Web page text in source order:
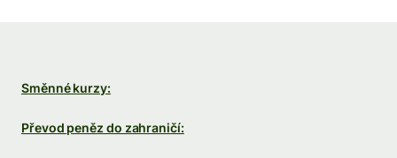
Směnné kurzy:
Převod peněz do zahraničí: